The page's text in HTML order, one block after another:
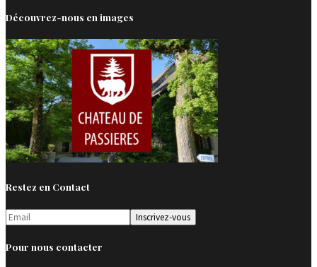
Découvrez-nous en images
Restez en Contact
Pour nous contacter